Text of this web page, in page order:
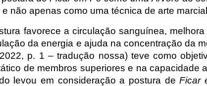
não apenas como uma técnica de arte
favorece a circulação sanguínea,
da energia e ajuda na concentração da
p. 1 – tradução nossa) teve como
de membros superiores e na capacidade
levou em consideração a postura deFicar